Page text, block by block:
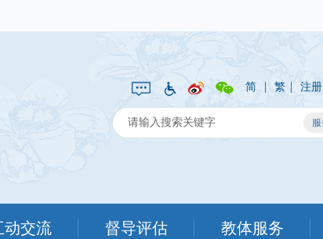
简 | 繁 | 注册
动交流 督导评估 教体服务